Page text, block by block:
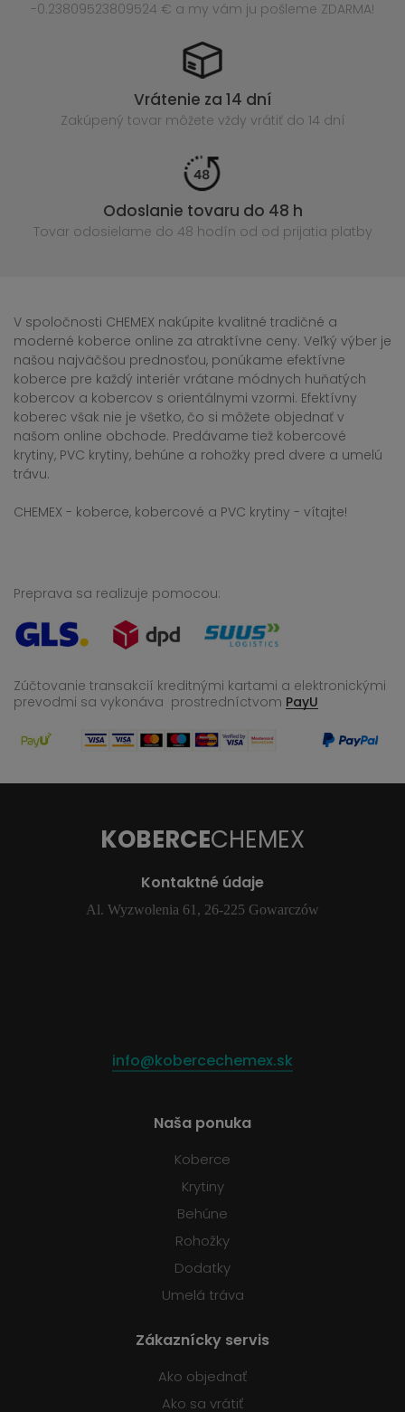
-0.23809523809524 € a my vám ju pošleme ZDARMA!
Vrátenie za 14 dní
Zakúpený tovar môžete vždy vrátiť do 14 dní
Odoslanie tovaru do 48 h
Tovar odosielame do 48 hodín od od prijatia platby
V spoločnosti CHEMEX nakúpite kvalitné tradičné a
moderné koberce online za atraktívne ceny. Veľký výber je
našou najväčšou prednosťou, ponúkame efektívne
koberce pre každý interiér vrátane módnych huňatých
kobercov a kobercov s orientálnymi vzormi. Efektívny
koberec však nie je všetko, čo si môžete objednať v
našom online obchode. Predávame tiež kobercové
krytiny, PVC krytiny, behúne a rohožky pred dvere a umelú
trávu.
CHEMEX - koberce, kobercové a PVC krytiny - vítajte!
Preprava sa realizuje pomocou:
Zúčtovanie transakcií kreditnými kartami a elektronickými
prevodmi sa vykonáva prostredníctvom PayU
KOBERCECHEMEX
Kontaktné údaje
Al. Wyzwolenia 61, 26-225 Gowarczów
info@kobercechemex.sk
Naša ponuka
Koberce
Krytiny
Behúne
Rohožky
Dodatky
Umelá tráva
Zákaznícky servis
Ako objednať
Ako sa vrátiť